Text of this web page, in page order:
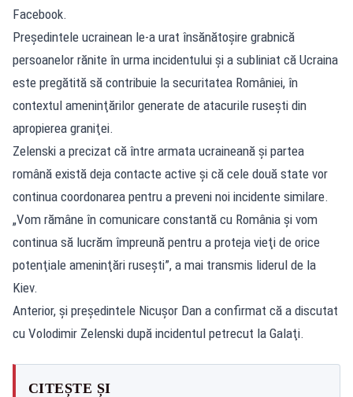
Facebook.
Preşedintele ucrainean le-a urat însănătoşire grabnică
persoanelor rănite în urma incidentului şi a subliniat că Ucraina
este pregătită să contribuie la securitatea României, în
contextul ameninţărilor generate de atacurile ruseşti din
apropierea graniţei.
Zelenski a precizat că între armata ucraineană şi partea
română există deja contacte active şi că cele două state vor
continua coordonarea pentru a preveni noi incidente similare.
„Vom rămâne în comunicare constantă cu România şi vom
continua să lucrăm împreună pentru a proteja vieţi de orice
potenţiale ameninţări ruseşti”, a mai transmis liderul de la
Kiev.
Anterior, şi preşedintele Nicuşor Dan a confirmat că a discutat
cu Volodimir Zelenski după incidentul petrecut la Galaţi.
CITEȘTE ȘI